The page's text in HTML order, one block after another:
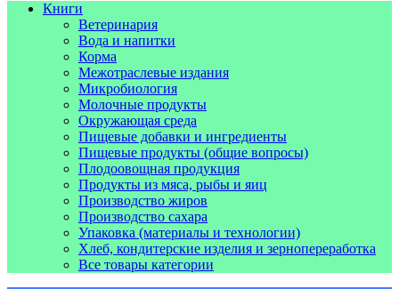
Книги
Ветеринария
Вода и напитки
Корма
Межотраслевые издания
Микробиология
Молочные продукты
Окружающая среда
Пищевые добавки и ингредиенты
Пищевые продукты (общие вопросы)
Плодоовощная продукция
Продукты из мяса, рыбы и яиц
Производство жиров
Производство сахара
Упаковка (материалы и технологии)
Хлеб, кондитерские изделия и зернопереработка
Все товары категории